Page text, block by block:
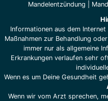
Mandelentzündung
Informationen aus dem Internet
Maßnahmen zur Behandlung
immer nur als allgemeine
Erkrankungen verlaufen sehr
Wenn es um Deine Gesundheit
Wenn wir vom Arzt sprechen,